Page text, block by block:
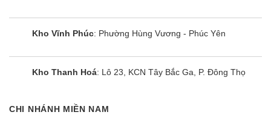
Máy chăm sóc quần áo Samsung
Nên mua máy giặt hấp sấy ở đâu giá rẻ, chính
Kho Vĩnh Phúc: Phường Hùng Vương - Phúc Yên
Kho Thanh Hoá: Lô 23, KCN Tây Bắc Ga, P. Đông Thọ
CHI NHÁNH MIỀN NAM